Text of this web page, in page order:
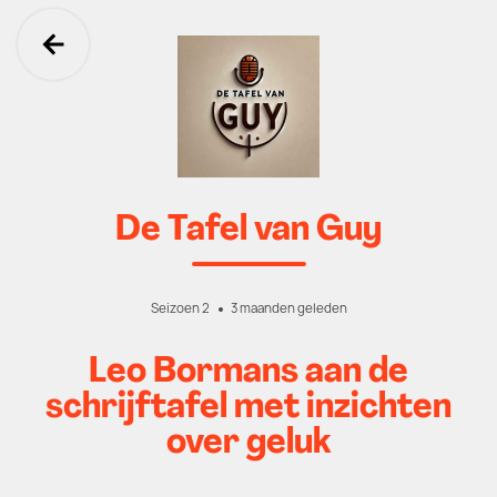
Ga terug
De Tafel van Guy
Seizoen 2 3 maanden geleden
Leo Bormans aan de
schrijftafel met inzichten
over geluk